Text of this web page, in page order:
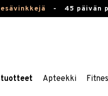
- 45 päivän
Apteekki